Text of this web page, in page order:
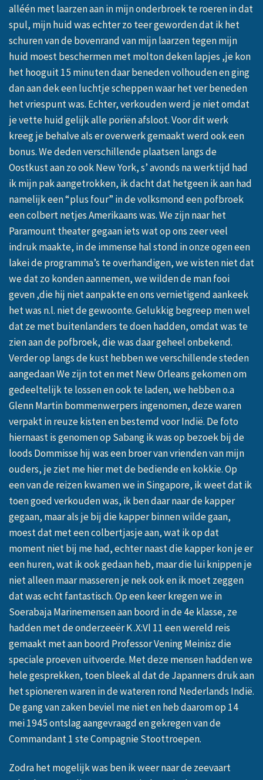
alléén met laarzen aan in mijn onderbroek te roeren in dat
spul, mijn huid was echter zo teer geworden dat ik het
schuren van de bovenrand van mijn laarzen tegen mijn
huid moest beschermen met molton deken lapjes ,je kon
het hooguit 15 minuten daar beneden volhouden en ging
dan aan dek een luchtje scheppen waar het ver beneden
het vriespunt was. Echter, verkouden werd je niet omdat
je vette huid gelijk alle poriën afsloot. Voor dit werk
kreeg je behalve als er overwerk gemaakt werd ook een
bonus. We deden verschillende plaatsen langs de
Oostkust aan zo ook New York, s’ avonds na werktijd had
ik mijn pak aangetrokken, ik dacht dat hetgeen ik aan had
namelijk een “plus four” in de volksmond een pofbroek
een colbert netjes Amerikaans was. We zijn naar het
Paramount theater gegaan iets wat op ons zeer veel
indruk maakte, in de immense hal stond in onze ogen een
lakei de programma’s te overhandigen, we wisten niet dat
we dat zo konden aannemen, we wilden de man fooi
geven ,die hij niet aanpakte en ons vernietigend aankeek
het was n.l. niet de gewoonte. Gelukkig begreep men wel
dat ze met buitenlanders te doen hadden, omdat was te
zien aan de pofbroek, die was daar geheel onbekend.
Verder op langs de kust hebben we verschillende steden
aangedaan We zijn tot en met New Orleans gekomen om
gedeeltelijk te lossen en ook te laden, we hebben o.a
Glenn Martin bommenwerpers ingenomen, deze waren
verpakt in reuze kisten en bestemd voor Indië. De foto
hiernaast is genomen op Sabang ik was op bezoek bij de
loods Dommisse hij was een broer van vrienden van mijn
ouders, je ziet me hier met de bediende en kokkie. Op
een van de reizen kwamen we in Singapore, ik weet dat ik
toen goed verkouden was, ik ben daar naar de kapper
gegaan, maar als je bij die kapper binnen wilde gaan,
moest dat met een colbertjasje aan, wat ik op dat
moment niet bij me had, echter naast die kapper kon je er
een huren, wat ik ook gedaan heb, maar die lui knippen je
niet alleen maar masseren je nek ook en ik moet zeggen
dat was echt fantastisch. Op een keer kregen we in
Soerabaja Marinemensen aan boord in de 4e klasse, ze
hadden met de onderzeeër K .X:Vl 11 een wereld reis
gemaakt met aan boord Professor Vening Meinisz die
speciale proeven uitvoerde. Met deze mensen hadden we
hele gesprekken, toen bleek al dat de Japanners druk aan
het spioneren waren in de wateren rond Nederlands Indië.
De gang van zaken beviel me niet en heb daarom op 14
mei 1945 ontslag aangevraagd en gekregen van de
Commandant 1 ste Compagnie Stoottroepen.
Zodra het mogelijk was ben ik weer naar de zeevaart